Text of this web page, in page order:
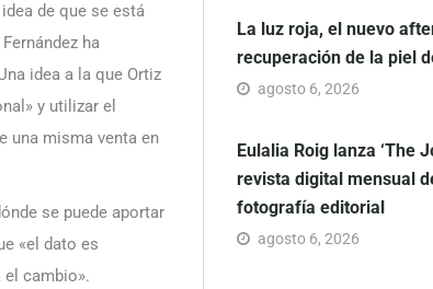
de que se está
ha
idea a la que Ortiz
y utilizar el
una misma venta en
se puede aportar
«el dato es
el cambio».
La luz roja, el nuevo
recuperación de la piel
agosto 6, 2026
Eulalia Roig lanza ‘The
revista digital mensual
fotografía editorial
agosto 6, 2026